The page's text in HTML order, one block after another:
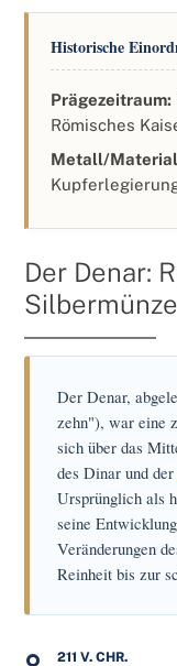
Historische
Prägezeitraum:
Römisches
Metall/
Der Denar:
Der Denar,
zehn"), war eine
sich über das
des Dinar und der
Ursprünglich als
seine
Veränderungen
Reinheit bis zur
211 V. CHR.